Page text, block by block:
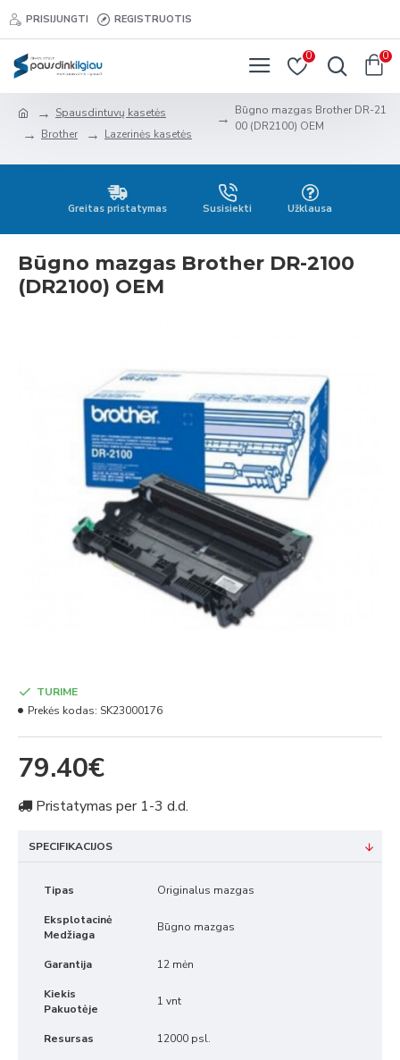
PRISIJUNGTI REGISTRUOTIS
0 0
Spausdintuvų kasetės
Brother
Lazerinės kasetės
Būgno mazgas Brother DR-21
00 (DR2100) OEM
Greitas pristatymas Susisiekti Užklausa
Būgno mazgas Brother DR-2100
(DR2100) OEM
79.40€
TURIME
Prekės kodas: SK23000176
Pristatymas per 1-3 d.d.
SPECIFIKACIJOS
Tipas Originalus mazgas
Eksplotacinė
Medžiaga
Būgno mazgas
Garantija 12 mėn
Kiekis
Pakuotėje
1 vnt
Resursas 12000 psl.